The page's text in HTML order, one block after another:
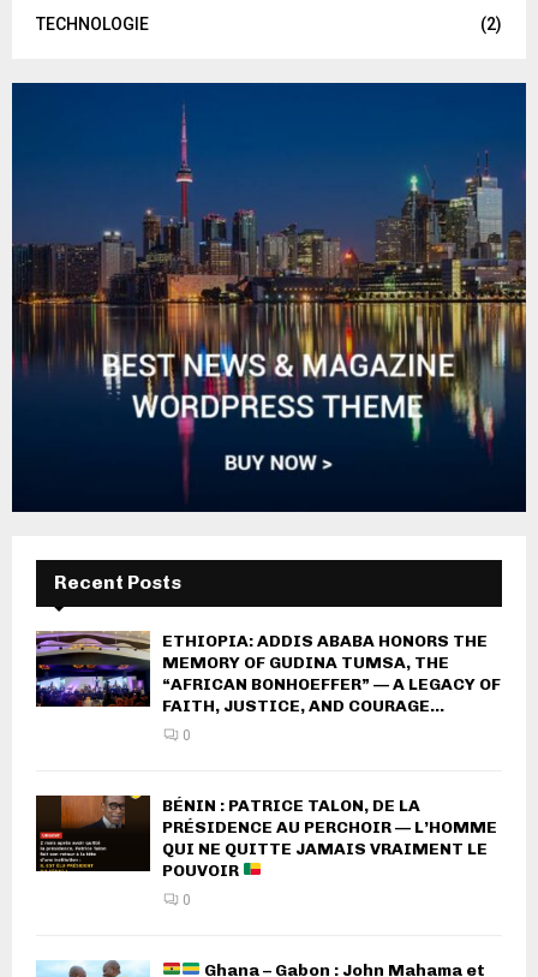
TECHNOLOGIE
(2)
Recent Posts
ETHIOPIA: ADDIS ABABA HONORS THE
MEMORY OF GUDINA TUMSA, THE
“AFRICAN BONHOEFFER” — A LEGACY OF
FAITH, JUSTICE, AND COURAGE...
0
BÉNIN : PATRICE TALON, DE LA
PRÉSIDENCE AU PERCHOIR — L’HOMME
QUI NE QUITTE JAMAIS VRAIMENT LE
POUVOIR
0
Ghana – Gabon : John Mahama et